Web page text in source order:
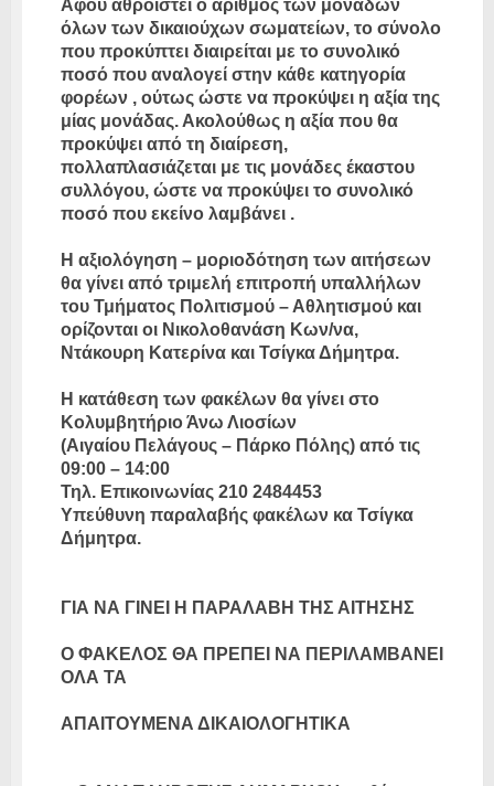
Αφού αθροιστεί ο αριθμός των μονάδων
όλων των δικαιούχων σωματείων, το σύνολο
που προκύπτει διαιρείται με το συνολικό
ποσό που αναλογεί στην κάθε κατηγορία
φορέων , ούτως ώστε να προκύψει η αξία της
μίας μονάδας. Ακολούθως η αξία που θα
προκύψει από τη διαίρεση,
πολλαπλασιάζεται με τις μονάδες έκαστου
συλλόγου, ώστε να προκύψει το συνολικό
ποσό που εκείνο λαμβάνει .
Η αξιολόγηση – μοριοδότηση των αιτήσεων
θα γίνει από τριμελή επιτροπή υπαλλήλων
του Τμήματος Πολιτισμού – Αθλητισμού και
ορίζονται οι Νικολοθανάση Κων/να,
Ντάκουρη Κατερίνα και Τσίγκα Δήμητρα.
Η κατάθεση των φακέλων θα γίνει στο
Κολυμβητήριο Άνω Λιοσίων
(Αιγαίου Πελάγους – Πάρκο Πόλης) από τις
09:00 – 14:00
Τηλ. Επικοινωνίας 210 2484453
Υπεύθυνη παραλαβής φακέλων κα Τσίγκα
Δήμητρα.
ΓΙΑ ΝΑ ΓΙΝΕΙ Η ΠΑΡΑΛΑΒΗ ΤΗΣ ΑΙΤΗΣΗΣ
Ο ΦΑΚΕΛΟΣ ΘΑ ΠΡΕΠΕΙ ΝΑ ΠΕΡΙΛΑΜΒΑΝΕΙ
ΟΛΑ ΤΑ
ΑΠΑΙΤΟΥΜΕΝΑ ΔΙΚΑΙΟΛΟΓΗΤΙΚΑ